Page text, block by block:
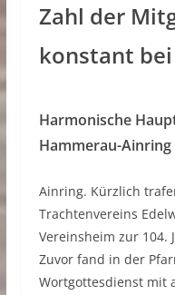
Zahl der
konstant bei
Harmonische
Hammerau-Ainring
Ainring. Kürzlich
Trachtenvereins
Vereinsheim zur 104.
Zuvor fand in der
Wortgottesdienst mit